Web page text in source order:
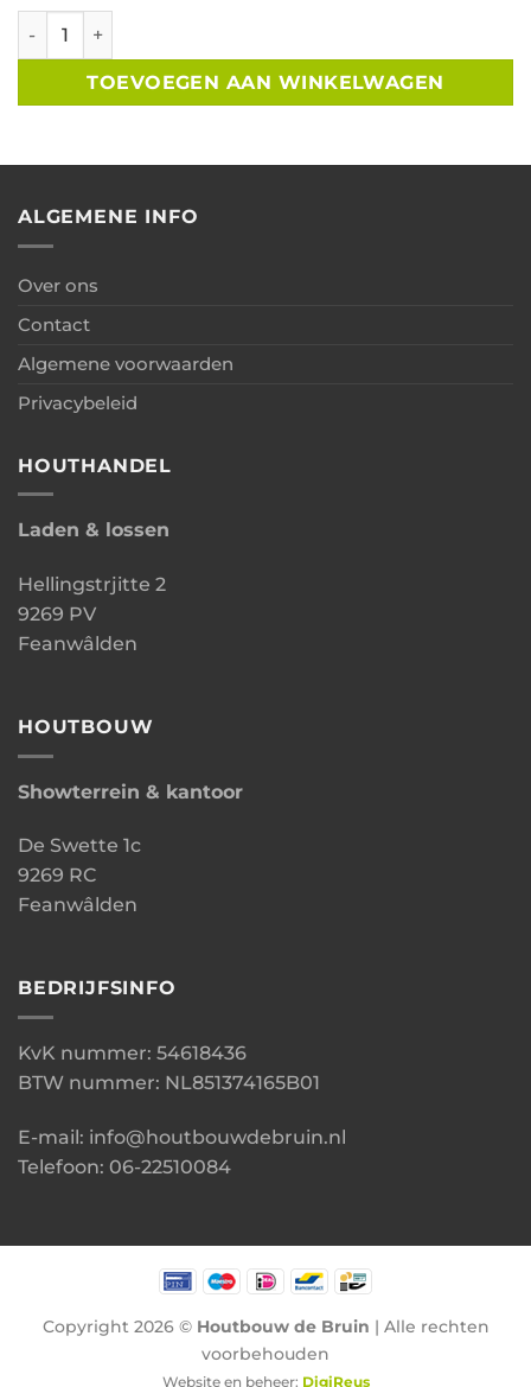
Tuinkamer met glazen schuifwand B350xD250 cm aantal
TOEVOEGEN AAN WINKELWAGEN
ALGEMENE INFO
Over ons
Contact
Algemene voorwaarden
Privacybeleid
HOUTHANDEL
Laden & lossen
Hellingstrjitte 2
9269 PV
Feanwâlden
HOUTBOUW
Showterrein & kantoor
De Swette 1c
9269 RC
Feanwâlden
BEDRIJFSINFO
KvK nummer: 54618436
BTW nummer: NL851374165B01
E-mail: info@houtbouwdebruin.nl
Telefoon: 06-22510084
Copyright 2026 © Houtbouw de Bruin | Alle rechten
voorbehouden
Website en beheer: DigiReus